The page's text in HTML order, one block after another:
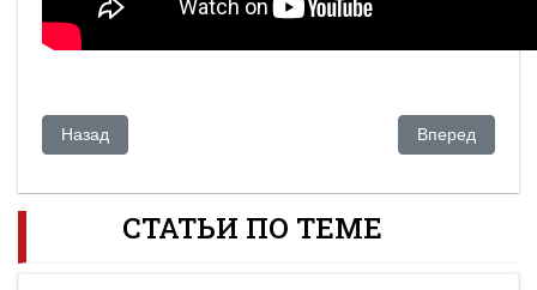
Предыдущий: Акежан Кажегельдин: Как Фонд развития
Назад Следующий:
Вперед
СТАТЬИ ПО ТЕМЕ